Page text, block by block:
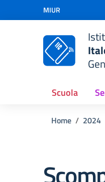
Vai ai contenuti
Vai al menu di
MIUR
Scuola
Home 2024